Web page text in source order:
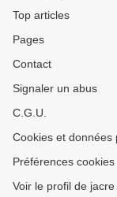
Top articles
Pages
Contact
Signaler un abus
C.G.U.
Cookies et données
Préférences cookies
Voir le profil de